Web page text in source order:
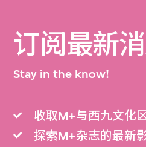
订阅最新消
Stay in the know!
收取M+与西九文化
探索M+杂志的最新